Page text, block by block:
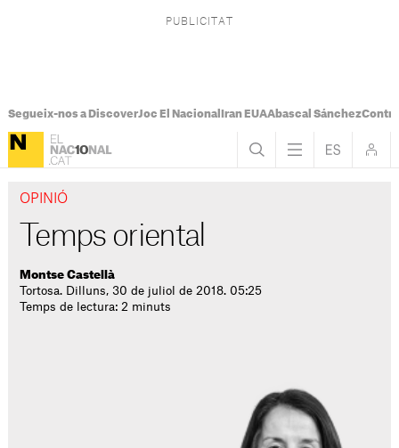
Segueix-nos a DiscoverJoc El Nacional Iran EUAAbascal Sánchez
OPINIÓ
Temps oriental
Montse Castellà
Tortosa. Dilluns, 30 de juliol de 2018. 05:25
Temps de lectura: 2 minuts